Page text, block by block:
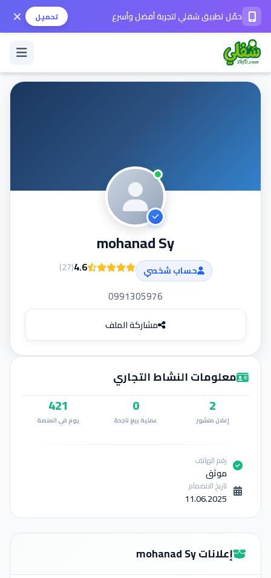
حمّل تطبيق شفلي لتجربة أفضل وأسرع تحميل
حمّل التطبيق
mohanad Sy
حساب شخصي 4.6
(
27
)
0991305976
مشاركة الملف
معلومات النشاط التجاري
2
إعلان منشور
0
عملية بيع ناجحة
421
يوم في المنصة
رقم الهاتف
موثق
تاريخ الانضمام
11.06.2025
إعلانات mohanad Sy